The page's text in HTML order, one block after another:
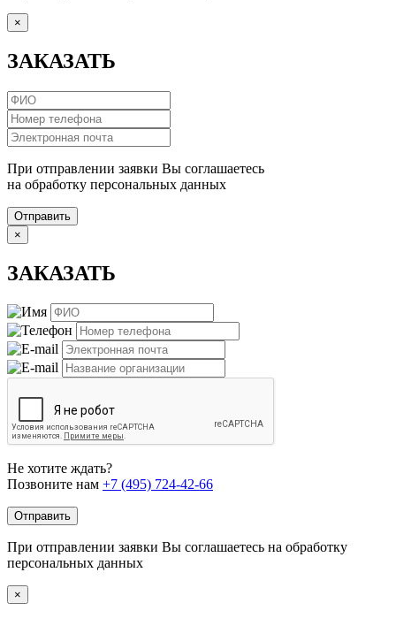
×
ЗАКАЗАТЬ
При отправлении заявки Вы соглашаетесь
на обработку персональных данных
Отправить
×
ЗАКАЗАТЬ
Не хотите ждать?
Позвоните нам +7 (495) 724-42-66
Отправить
При отправлении заявки Вы соглашаетесь на обработку
персональных данных
×